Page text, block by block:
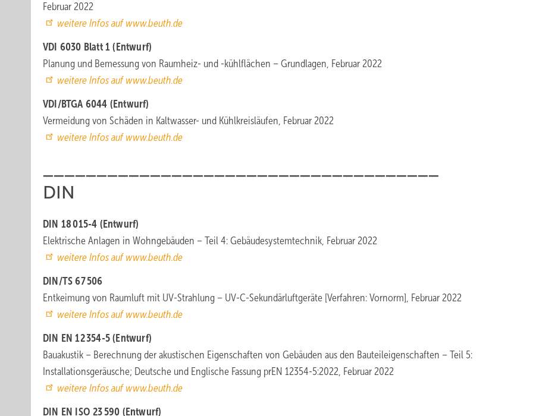
Februar 2022
weitere Infos auf www.beuth.de
VDI 6030 Blatt 1 (Entwurf)
Planung und Bemessung von Raumheiz- und -kühlflächen – Grundlagen, Februar 2022
weitere Infos auf www.beuth.de
VDI/BTGA 6044 (Entwurf)
Vermeidung von Schäden in Kaltwasser- und Kühlkreisläufen, Februar 2022
weitere Infos auf www.beuth.de
DIN
DIN 18 015-4 (Entwurf)
Elektrische Anlagen in Wohngebäuden – Teil 4: Gebäudesystemtechnik, Februar 2022
weitere Infos auf www.beuth.de
DIN/TS 67 506
Entkeimung von Raumluft mit UV-Strahlung – UV-C-Sekundärluftgeräte [Verfahren: Vornorm], Februar 2022
weitere Infos auf www.beuth.de
DIN EN 12 354-5 (Entwurf)
Bauakustik – Berechnung der akustischen Eigenschaften von Gebäuden aus den Bauteileigenschaften – Teil 5:
Installationsgeräusche; Deutsche und Englische Fassung prEN 12354-5:2022, Februar 2022
weitere Infos auf www.beuth.de
DIN EN ISO 23 590 (Entwurf)